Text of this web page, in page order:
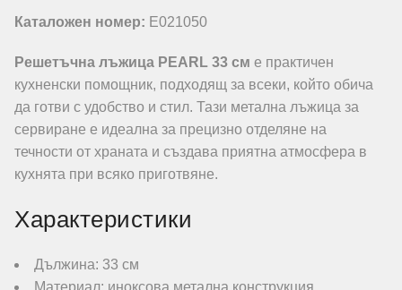
Каталожен номер: E021050
Решетъчна лъжица PEARL 33 см е практичен
кухненски помощник, подходящ за всеки, който обича
да готви с удобство и стил. Тази метална лъжица за
сервиране е идеална за прецизно отделяне на
течности от храната и създава приятна атмосфера в
кухнята при всяко приготвяне.
Характеристики
Дължина: 33 см
Материал: иноксова метална конструкция